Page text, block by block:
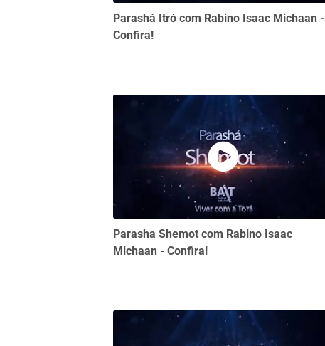
Parashá Itró com Rabino Isaac Michaan -
Confira!
Parasha Shemot com Rabino Isaac
Michaan - Confira!